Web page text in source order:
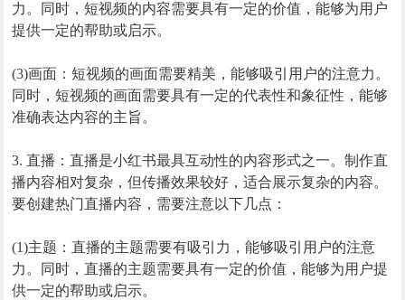
力。同时，短视频的内容需要具有一定的价值，能够为用户
提供一定的帮助或启示。
(3)画面：短视频的画面需要精美，能够吸引用户的注意力。
同时，短视频的画面需要具有一定的代表性和象征性，能够
准确表达内容的主旨。
3. 直播：直播是小红书最具互动性的内容形式之一。制作直
播内容相对复杂，但传播效果较好，适合展示复杂的内容。
要创建热门直播内容，需要注意以下几点：
(1)主题：直播的主题需要有吸引力，能够吸引用户的注意
力。同时，直播的主题需要具有一定的价值，能够为用户提
供一定的帮助或启示。